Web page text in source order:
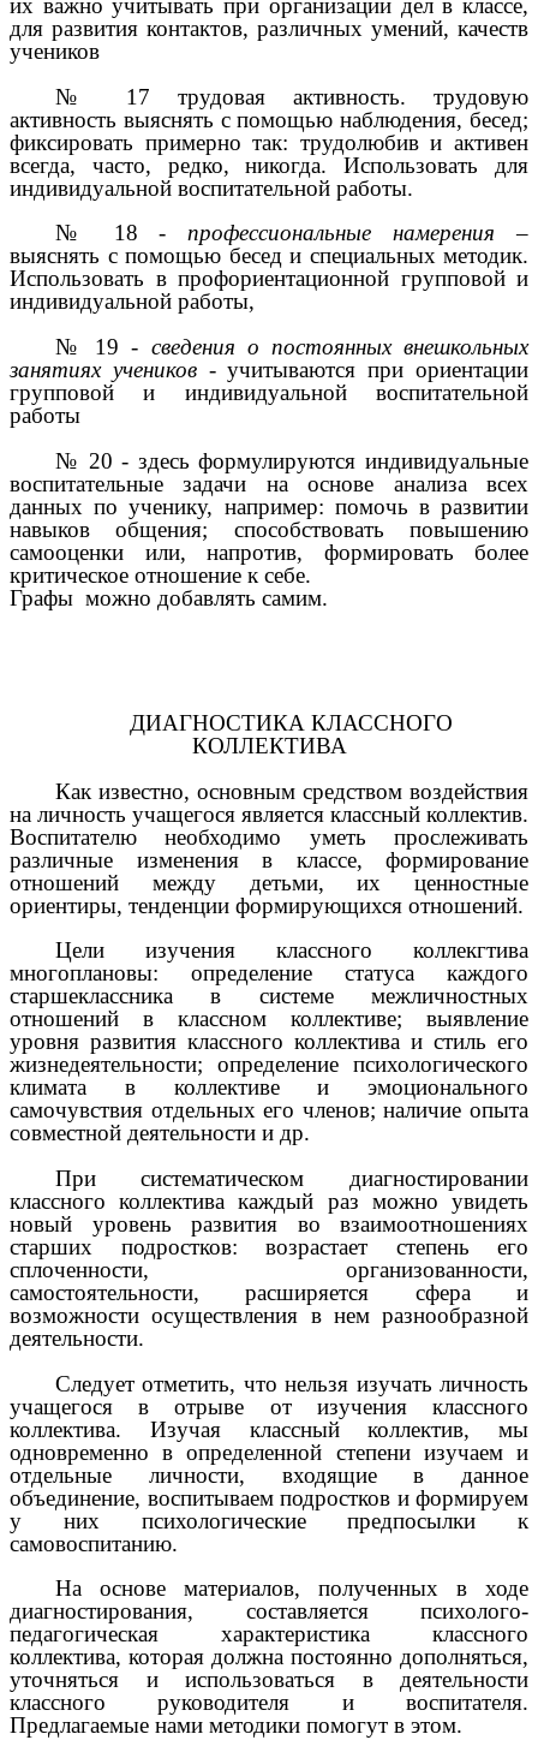
их важно учитывать при организации дел в классе,
для развития контактов, различных умений, качеств
учеников
№ 17 трудовая активность. трудовую
активность выяснять с помощью наблюдения, бесед;
фиксировать примерно так: трудолюбив и активен
всегда, часто, редко, никогда. Использовать для
индивидуальной воспитательной работы.
№ 18 - профессиональные намерения –
выяснять с помощью бесед и специальных методик.
Использовать в профориентационной групповой и
индивидуальной работы,
№ 19 - сведения о постоянных внешкольных
занятиях учеников -учитываются при ориентации
групповой и индивидуальной воспитательной
работы
№ 20 - здесь формулируются индивидуальные
воспитательные задачи на основе анализа всех
данных по ученику, например: помочь в развитии
навыков общения; способствовать повышению
самооценки или, напротив, формировать более
критическое отношение к себе.
Графы можно добавлять самим.
ДИАГНОСТИКА КЛАССНОГО
КОЛЛЕКТИВА
Как известно, основным средством воздействия
на личность учащегося является классный коллектив.
Воспитателю необходимо уметь прослеживать
различные изменения в классе, формирование
отношений между детьми, их ценностные
ориентиры, тенденции формирующихся отношений.
Цели изучения классного коллекгтива
многоплановы: определение статуса каждого
старшеклассника в системе межличностных
отношений в классном коллективе; выявление
уровня развития классного коллектива и стиль его
жизнедеятельности; определение психологического
климата в коллективе и эмоционального
самочувствия отдельных его членов; наличие опыта
совместной деятельности и др.
При систематическом диагностировании
классного коллектива каждый раз можно увидеть
новый уровень развития во взаимоотношениях
старших подростков: возрастает степень его
сплоченности, организованности,
самостоятельности, расширяется сфера и
возможности осуществления в нем разнообразной
деятельности.
Следует отметить, что нельзя изучать личность
учащегося в отрыве от изучения классного
коллектива. Изучая классный коллектив, мы
одновременно в определенной степени изучаем и
отдельные личности, входящие в данное
объединение, воспитываем подростков и формируем
у них психологические предпосылки к
самовоспитанию.
На основе материалов, полученных в ходе
диагностирования, составляется психолого-
педагогическая характеристика классного
коллектива, которая должна постоянно дополняться,
уточняться и использоваться в деятельности
классного руководителя и воспитателя.
Предлагаемые нами методики помогут в этом.